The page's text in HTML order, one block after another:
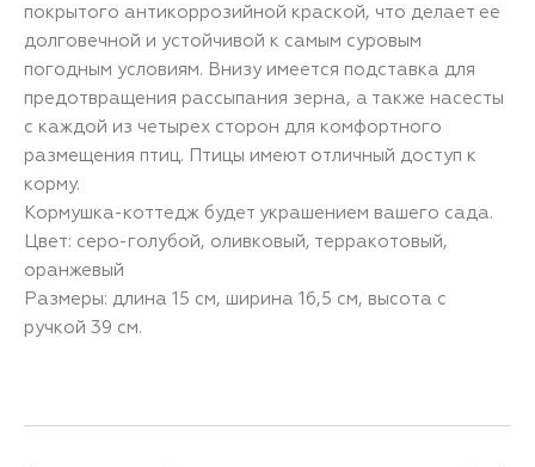
покрытого антикоррозийной краской, что делает ее
долговечной и устойчивой к самым суровым
погодным условиям. Внизу имеется подставка для
предотвращения рассыпания зерна, а также насесты
с каждой из четырех сторон для комфортного
размещения птиц. Птицы имеют отличный доступ к
корму.
Кормушка-коттедж будет украшением вашего сада.
Цвет: серо-голубой, оливковый, терракотовый,
оранжевый
Размеры: длина 15 см, ширина 16,5 см, высота с
ручкой 39 см.